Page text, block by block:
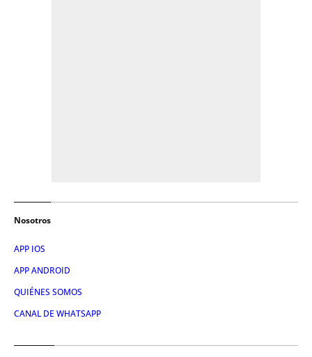
Nosotros
APP IOS
APP ANDROID
QUIÉNES SOMOS
CANAL DE WHATSAPP